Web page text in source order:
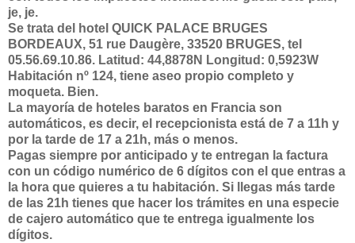
je, je.
Se trata del hotel QUICK PALACE BRUGES
BORDEAUX, 51 rue Daugère, 33520 BRUGES, tel
05.56.69.10.86. Latitud: 44,8878N Longitud: 0,5923W
Habitación nº 124, tiene aseo propio completo y
moqueta. Bien.
La mayoría de hoteles baratos en Francia son
automáticos, es decir, el recepcionista está de 7 a 11h y
por la tarde de 17 a 21h, más o menos.
Pagas siempre por anticipado y te entregan la factura
con un código numérico de 6 dígitos con el que entras a
la hora que quieres a tu habitación. Si llegas más tarde
de las 21h tienes que hacer los trámites en una especie
de cajero automático que te entrega igualmente los
dígitos.